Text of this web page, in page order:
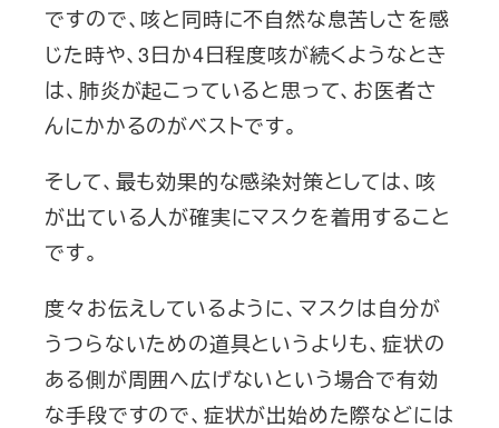
ですので、咳と同時に不自然な息苦しさを感
じた時や、3日か4日程度咳が続くようなとき
は、肺炎が起こっていると思って、お医者さ
んにかかるのがベストです。
そして、最も効果的な感染対策としては、咳
が出ている人が確実にマスクを着用すること
です。
度々お伝えしているように、マスクは自分が
うつらないための道具というよりも、症状の
ある側が周囲へ広げないという場合で有効
な手段ですので、症状が出始めた際などには